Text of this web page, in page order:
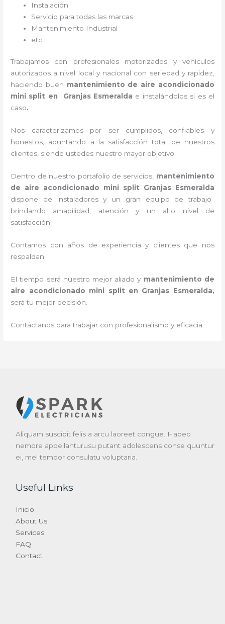
Instalación
Servicio para todas las marcas
Mantenimiento Industrial
etc.
Trabajamos con profesionales motorizados y vehículos
autorizados a nivel local y nacional con seriedad y rapidez,
haciendo buen mantenimiento de aire acondicionado
mini split en Granjas Esmeralda e instalándolos si es el
caso.
Nos caracterizamos por ser cumplidos, confiables y
honestos, apuntando a la satisfacción total de nuestros
clientes, siendo ustedes nuestro mayor objetivo.
Dentro de nuestro portafolio de servicios, mantenimiento
de aire acondicionado mini split Granjas Esmeralda
dispone de instaladores y un gran equipo de trabajo
brindando amabilidad, atención y un alto nivel de
satisfacción.
Contamos con años de experiencia y clientes que nos
respaldan.
El tiempo será nuestro mejor aliado y mantenimiento de
aire acondicionado mini split en Granjas Esmeralda,
será tu mejor decisión.
Contáctanos para trabajar con profesionalismo y eficacia.
Aliquam suscipit felis a arcu laoreet congue. Habeo
nemore appellanturusu putant adolescens conse quuntur
ei, mel tempor consulatu voluptaria.
Useful Links
Inicio
About Us
Services
FAQ
Contact